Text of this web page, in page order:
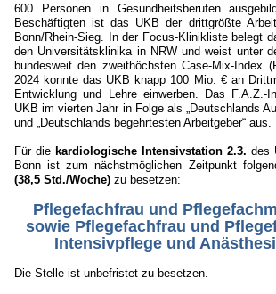
600 Personen in Gesundheitsberufen
Beschäftigten ist das UKB der drittgrößte
Bonn/Rhein-Sieg. In der Focus-Klinikliste belegt
den Universitätsklinika in NRW und weist unter
bundesweit den zweithöchsten Case-Mix-Index
2024 konnte das UKB knapp 100 Mio. € an
Entwicklung und Lehre einwerben. Das F.A.Z.-
UKB im vierten Jahr in Folge als „Deutschlands
und „Deutschlands begehrtesten Arbeitgeber“ aus.
Für die kardiologische Intensivstation 2.3. des
Bonn ist zum nächstmöglichen Zeitpunkt
(38,5 Std./Woche) zu besetzen:
Pflegefachfrau und
sowie Pflegefachfrau und
Intensivpflege und
Die Stelle ist unbefristet zu besetzen.